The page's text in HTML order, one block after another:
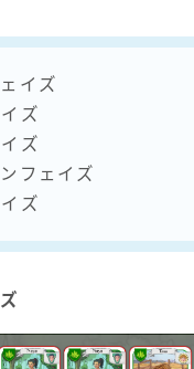
イズ
ズ
ズ
フェイズ
ズ